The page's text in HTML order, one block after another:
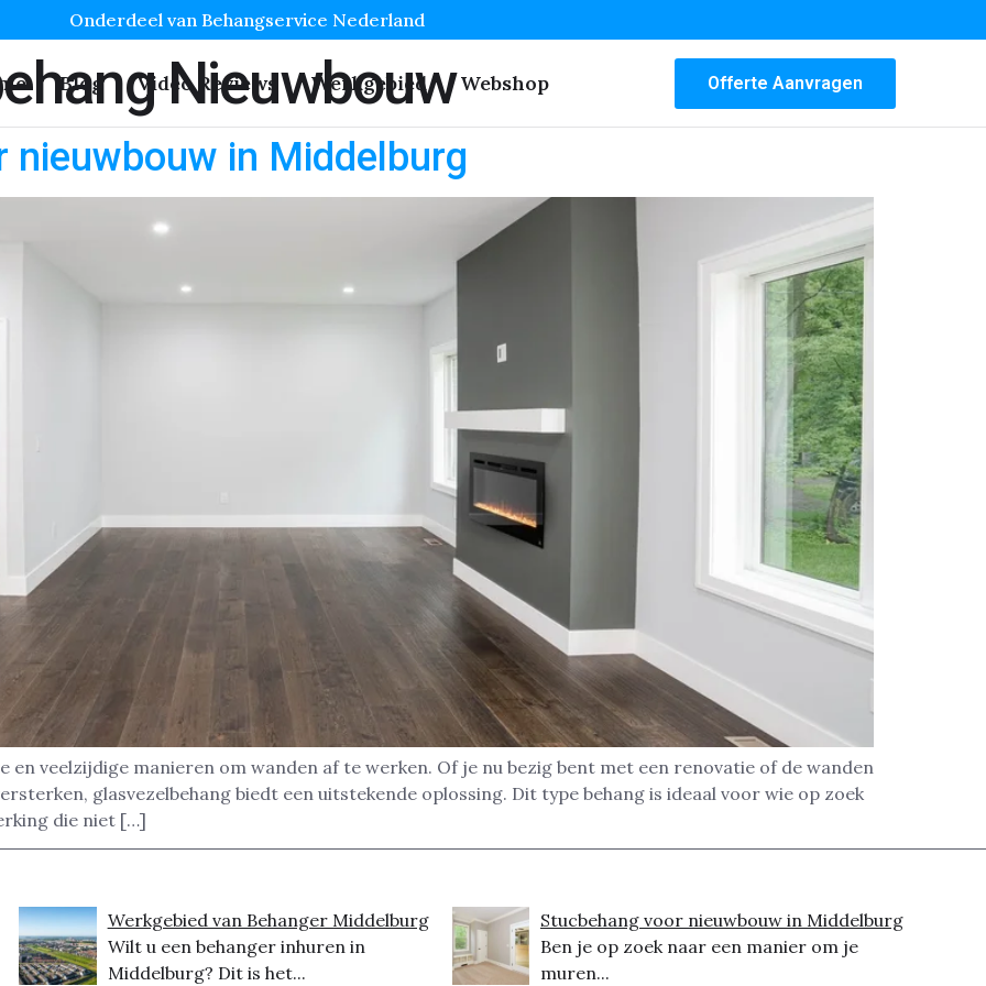
Onderdeel van Behangservice Nederland
Blog Video Reviews Werkgebied Webshop Offerte Aanvragen
Nieuwbouw
nieuwbouw in Middelburg
en veelzijdige manieren om wanden af te werken. Of je nu bezig bent met een renovatie of de wanden
glasvezelbehang biedt een uitstekende oplossing. Dit type behang is ideaal voor wie op zoek
die niet […]
Werkgebied van Behanger Middelburg
Wilt u een behanger inhuren in
Middelburg? Dit is het...
Stucbehang voor nieuwbouw in Middelburg
Ben je op zoek naar een manier om je
muren...